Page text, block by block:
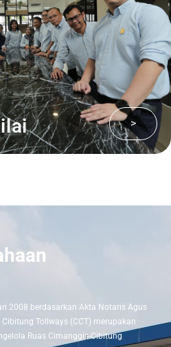
>
2008 berdasarkan Akta Notaris Agus
Tollways (CCT) merupakan
Ruas Cimanggis-Cibitung